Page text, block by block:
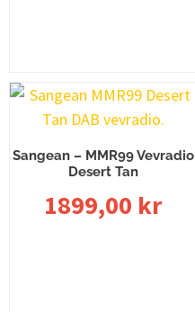
Sangean – MMR99 Vevradio
Desert Tan
1899,00 kr